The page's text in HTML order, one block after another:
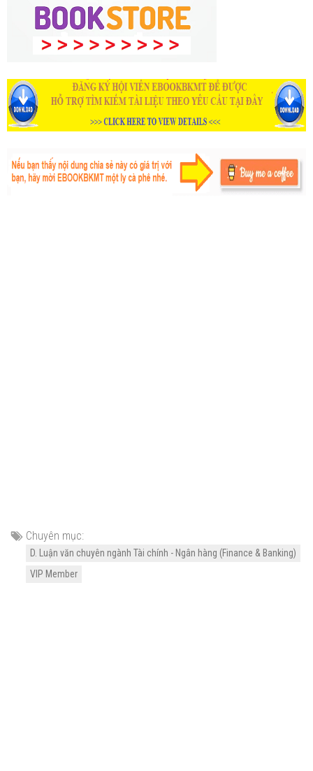
Chuyên mục:
D. Luận văn chuyên ngành Tài chính - Ngân hàng (Finance & Banking)
VIP Member